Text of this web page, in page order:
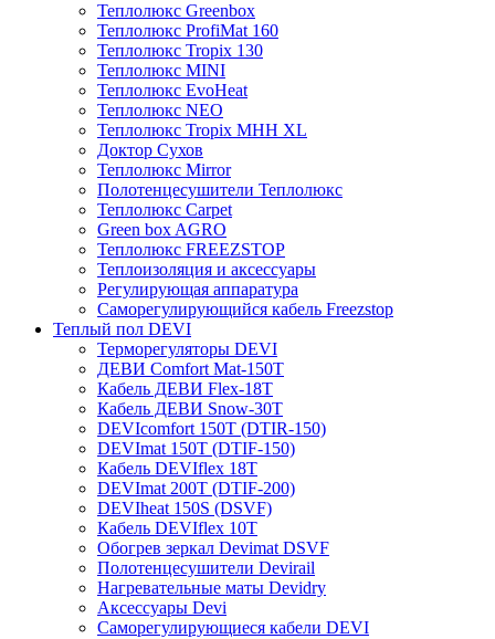
Теплолюкс Greenbox
Теплолюкс ProfiMat 160
Теплолюкс Tropix 130
Теплолюкс MINI
Теплолюкс EvoHeat
Теплолюкс NEO
Теплолюкс Tropix МНН XL
Доктор Сухов
Теплолюкс Mirror
Полотенцесушители Теплолюкс
Теплолюкс Carpet
Green box AGRO
Теплолюкс FREEZSTOP
Теплоизоляция и аксессуары
Регулирующая аппаратура
Cаморегулирующийся кабель Freezstop
Теплый пол DEVI
Терморегуляторы DEVI
ДЕВИ Comfort Mat-150T
Кабель ДЕВИ Flex-18T
Кабель ДЕВИ Snow-30T
DEVIcomfort 150T (DTIR-150)
DEVImat 150T (DTIF-150)
Кабель DEVIflex 18T
DEVImat 200T (DTIF-200)
DEVIheat 150S (DSVF)
Кабель DEVIflex 10T
Обогрев зеркал Devimat DSVF
Полотенцесушители Devirail
Нагревательные маты Devidry
Аксессуары Devi
Саморегулирующиеся кабели DEVI